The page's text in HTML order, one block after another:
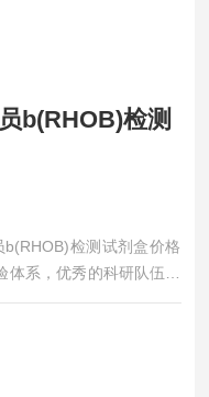
b(RHOB)检测
检测试剂盒价格
系，优秀的科研队伍，
伙伴，凡购买我司的试剂